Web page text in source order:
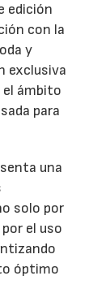
edición
con la
y
exclusiva
el ámbito
para
una
solo por
el uso
óptimo